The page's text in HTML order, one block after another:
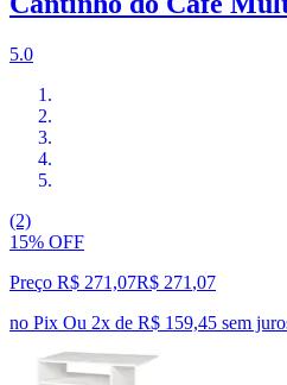
5.0
(2)
15% OFF
Preço R$ 271,07R$ 271 ,07
no Pix Ou 2x de R$ 159,45 sem